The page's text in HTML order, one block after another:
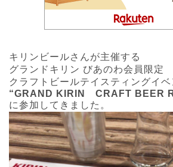
キリンビールさんが主催する
グランドキリン びあのわ会員限定
クラフトビールテイスティングイベ
“GRAND KIRIN CRAFT BEER
に参加してきました。